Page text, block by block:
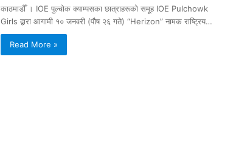
काठमाडौँ । IOE पुल्चोक क्याम्पसका छात्राहरूको समूह IOE Pulchowk
Girls द्वारा आगामी १० जनवरी (पौष २६ गते) “Herizon” नामक राष्ट्रिय…
Read More »